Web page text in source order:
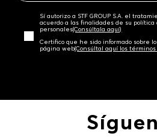
Sí autorizo a STF GROUP S.A. el
acuerdo a las finalidades de su
personales‎(Consúltala aquí)
Certifico que he sido informado sobre
página web‎(Consúltal aquí los términos